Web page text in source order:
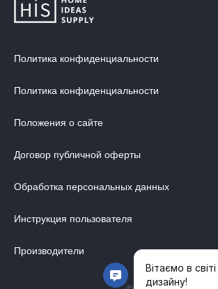
ДИЗАЙНЕРСКИЕ СТОЛЫ
МЕБЕЛЬ В ДЕТСКУЮ
ОБОИ ДЛЯ СТЕН
СТЕНОВЫЕ ПАНЕЛИ
МЕБЕЛЬ ДЛЯ ОФИСА
УЛИЧНАЯ МЕБЕЛЬ
Политика конфиденциальности
Политика конфиденциальности
Положения о сайте
Договор публичной оферты
Обработка персональных данных
Инструкция пользователя
Производители